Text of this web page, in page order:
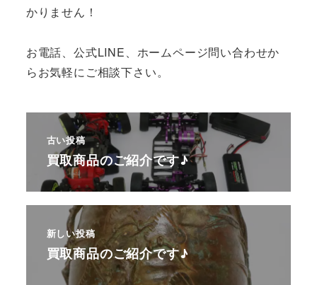
かりません！
お電話、公式LINE、ホームページ問い合わせか
らお気軽にご相談下さい。
古い投稿
買取商品のご紹介です♪
新しい投稿
買取商品のご紹介です♪